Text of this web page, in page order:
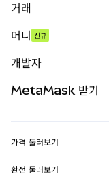
거래
무기한 선물
실물자산
머니 신규
개발자
MetaMask Connect
MetaMask 받기
가격 둘러보기
이더리움 가격
환전 둘러보기